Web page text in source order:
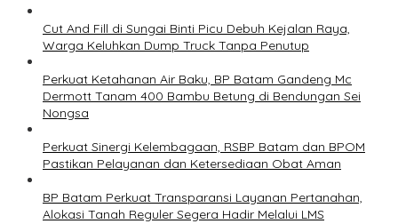
Cut And Fill di Sungai Binti Picu Debuh Kejalan Raya,
Warga Keluhkan Dump Truck Tanpa Penutup
Perkuat Ketahanan Air Baku, BP Batam Gandeng Mc
Dermott Tanam 400 Bambu Betung di Bendungan Sei
Nongsa
Perkuat Sinergi Kelembagaan, RSBP Batam dan BPOM
Pastikan Pelayanan dan Ketersediaan Obat Aman
BP Batam Perkuat Transparansi Layanan Pertanahan,
Alokasi Tanah Reguler Segera Hadir Melalui LMS